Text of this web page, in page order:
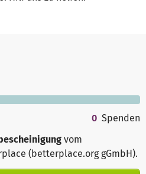
0 Spenden
vom
(betterplace.org gGmbH).